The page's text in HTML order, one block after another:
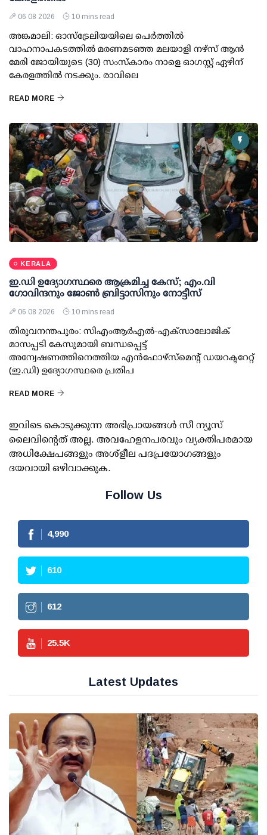
06 08 2026 10 mins read
അങ്കമാലി: ഓസ്‌ട്രേലിയയിലെ പെർത്തിൽ
വാഹനാപകടത്തിൽ മരണമടഞ്ഞ മലയാളി നഴ്സ് ആൻ
മേരി ജോയിയുടെ (30) സംസ്കാരം നാളെ ഓഗസ്റ്റ് ഏഴിന്
കേരളത്തിൽ നടക്കും. രാവിലെ
READ MORE
KERALA
ഇ.ഡി ഉദ്യോഗസ്ഥരെ ആക്രമിച്ച കേസ്; എം.വി
ഗോവിന്ദനും ജോണ്‍ ബ്രിട്ടാസിനും നോട്ടീസ്
06 08 2026 10 mins read
തിരുവനന്തപുരം: സിഎംആര്‍എല്‍-എക്‌സാലോജിക്
മാസപ്പടി കേസുമായി ബന്ധപ്പെട്ട്
അന്വേഷണത്തിനെത്തിയ എന്‍ഫോഴ്സ്മെന്റ് ഡയറക്ടറേറ്റ്
(ഇ.ഡി) ഉദ്യോഗസ്ഥരെ പ്രതിപ
READ MORE
ഇവിടെ കൊടുക്കുന്ന അഭിപ്രായങ്ങള്‍ സീ ന്യൂസ്
ലൈവിന്റെത് അല്ല. അവഹേളനപരവും വ്യക്തിപരമായ
അധിക്ഷേപങ്ങളും അശ്‌ളീല പദപ്രയോഗങ്ങളും
ദയവായി ഒഴിവാക്കുക.
Follow Us
4,990
610
612
25.5K
Latest Updates